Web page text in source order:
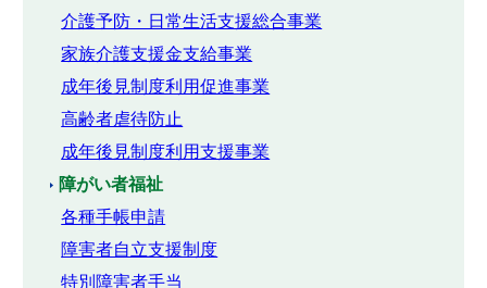
介護予防・日常生活支援総合事業
家族介護支援金支給事業
成年後見制度利用促進事業
高齢者虐待防止
成年後見制度利用支援事業
障がい者福祉
各種手帳申請
障害者自立支援制度
特別障害者手当